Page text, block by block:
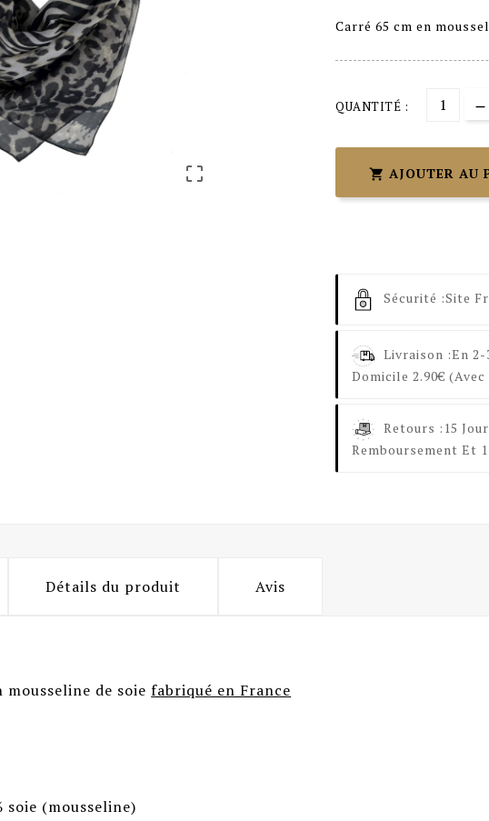

Carré 65 cm en
QUANTITÉ :
 AJOUTER AU
Sécurité :Site
Livraison :En
Domicile 2.90€ (avec
Retours : 15
Remboursement Et
Détails du produit Avis
mousseline de soiefabriqué en France
soie (mousseline)